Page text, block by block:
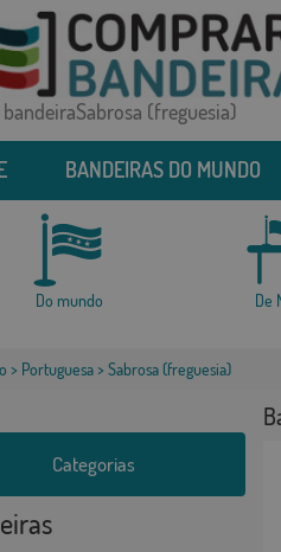
(freguesia)
BANDEIRAS DO MUNDO
Do mundo De
> Portuguesa> Sabrosa (freguesia)
Categorias